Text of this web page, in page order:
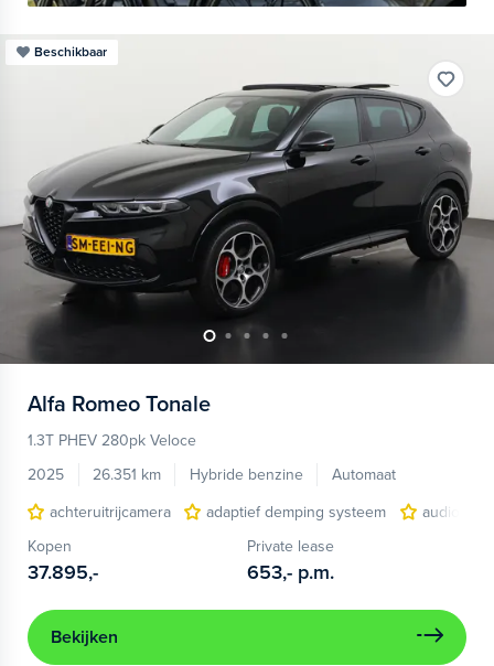
Beschikbaar
Alfa Romeo Tonale
1.3T PHEV 280pk Veloce
2025
26.351 km Hybride benzine
Automaat
achteruitrijcamera
adaptief demping systeem
audio
Kopen
37.895,-
Private lease
653,- p.m.
Bekijken